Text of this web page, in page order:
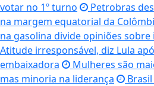
votar no 1º turno
Petrobras
na margem equatorial da
na gasolina divide opiniões
Atitude irresponsável, diz Lula
embaixadora
Mulheres são
mas minoria na liderança